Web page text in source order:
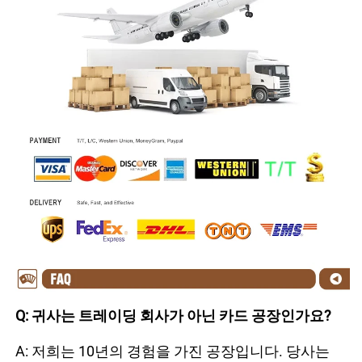
Q: 귀사는 트레이딩 회사가 아닌 카드 공장인가요?
A: 저희는 10년의 경험을 가진 공장입니다. 당사는